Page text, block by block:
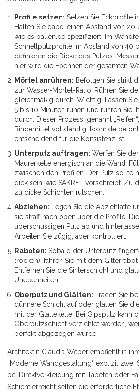
Profile setzen: Setzen Sie Eckprofile
Halten Sie dabei einen Abstand von 20
wie es bauen.de spezifiziert. Im
Schnellputzprofile im Abstand von 40
definieren die Dicke des Putzes.
hier wird die Ebenheit der gesamten
Mörtel anrühren: Befolgen Sie strikt
zur Wasser-Mörtel-Ratio. Rühren Sie
gleichmäßig durch. Wichtig: Lassen
5 bis 10 Minuten ruhen und rühren Sie
durch. Dieser Prozess, genannt
Bindemittel vollständig. toom.de
entscheidend für die Konsistenz ist.
Unterputz auftragen: Werfen Sie
Maurerkelle energisch an die Wand.
zwischen den Profilen. Der Putz sollte
dick sein, wie SAKRET vorschreibt. Zu
zu dicke Schichten rutschen.
Abziehen: Legen Sie die Abziehlatte
sie straff nach oben über die Profile.
überschüssigen Putz ab und
Arbeiten Sie zügig, aber kontrolliert.
Raboten: Sobald der Unterputz
trocken), fahren Sie mit dem Gitterrabot
Entfernen Sie die Sinterschicht und
Unebenheiten.
Oberputz und Glätten: Tragen Sie
dünnere Schicht auf oder glätten Sie
mit der Glättekelle. Bei Gipsputz kann
Oberputzschicht verzichtet werden,
perfekt abgezogen wurde.
Architektin Claudia Weber empfiehlt in
„Moderne Wandgestaltung“ explizit zwei
bei Direktverkleidung mit Tapeten oder
Schicht erreicht selten die erforderliche